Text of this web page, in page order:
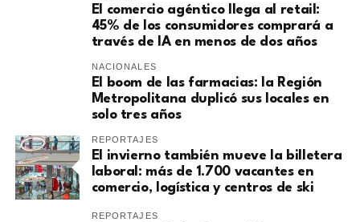
El comercio agéntico llega al retail:
45% de los consumidores comprará a
través de IA en menos de dos años
NACIONALES
El boom de las farmacias: la Región
Metropolitana duplicó sus locales en
solo tres años
REPORTAJES
El invierno también mueve la billetera
laboral: más de 1.700 vacantes en
comercio, logística y centros de ski
REPORTAJES